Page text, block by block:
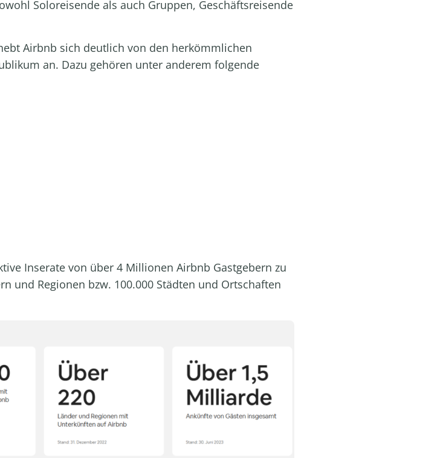
Soloreisende als auch Gruppen, Geschäftsreisende
Airbnb sich deutlich von den herkömmlichen
an. Dazu gehören unter anderem folgende
Inseratevon über 4 Millionen Airbnb Gastgebern zu
und Regionen bzw. 100.000 Städten und Ortschaften